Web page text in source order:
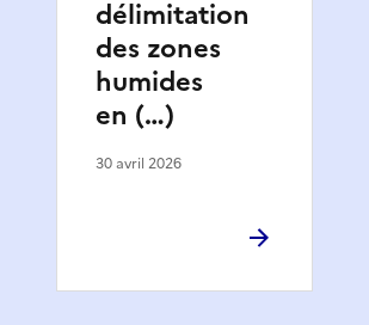
délimitation
des zones
humides
en (…)
30 avril 2026